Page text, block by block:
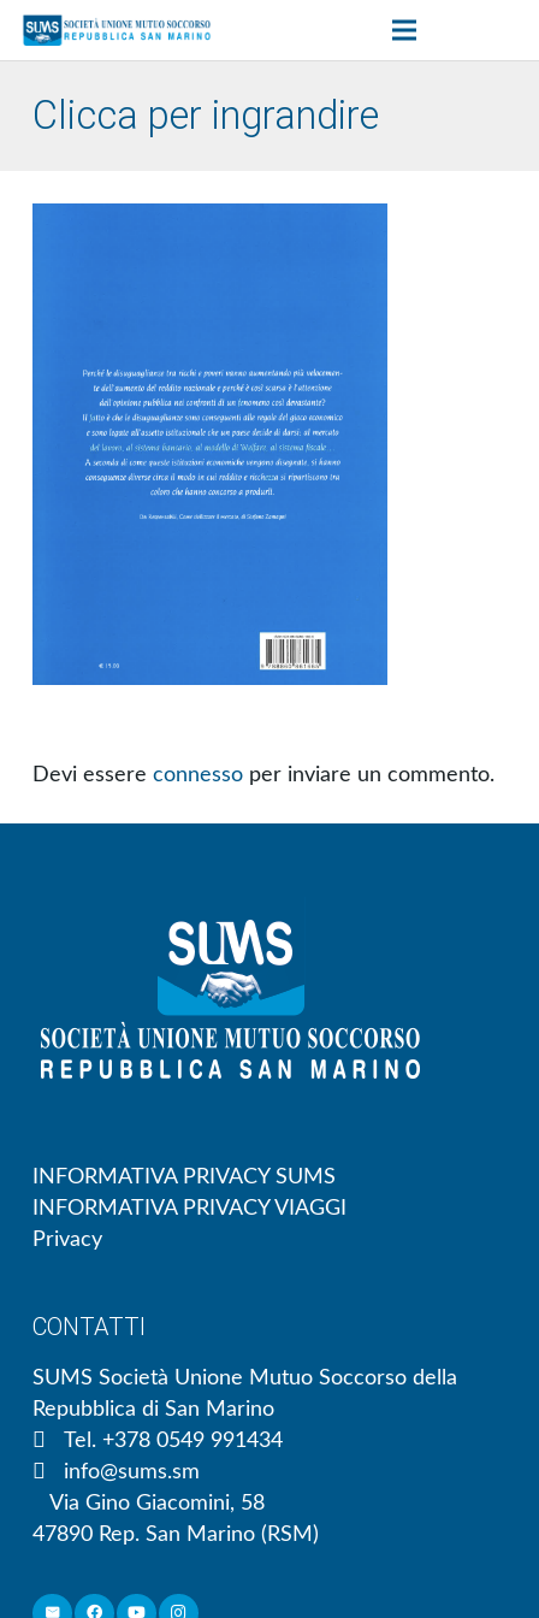
Clicca per ingrandire
Devi essere connesso per inviare un commento.
INFORMATIVA PRIVACY SUMS
INFORMATIVA PRIVACY VIAGGI
Privacy
CONTATTI
SUMS Società Unione Mutuo Soccorso della
Repubblica di San Marino
Tel. +378 0549 991434
info@sums.sm
Via Gino Giacomini, 58
47890 Rep. San Marino (RSM)